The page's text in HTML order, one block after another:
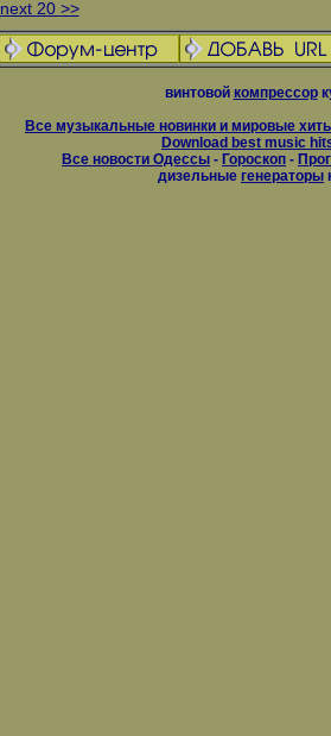
next 20 >>
винтовой компрессор
Все музыкальные новинки и мировые
Download best music
Все новости Одессы - Гороскоп -
дизельные генераторы